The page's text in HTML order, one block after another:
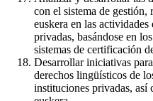
con el sistema de
euskera en las
privadas, basándose en
sistemas de certificación
Desarrollar iniciativas
derechos lingüísticos de
instituciones privadas, así